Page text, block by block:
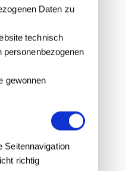
Daten zu
technisch
personenbezogenen
gewonnen
Seitennavigation
richtig